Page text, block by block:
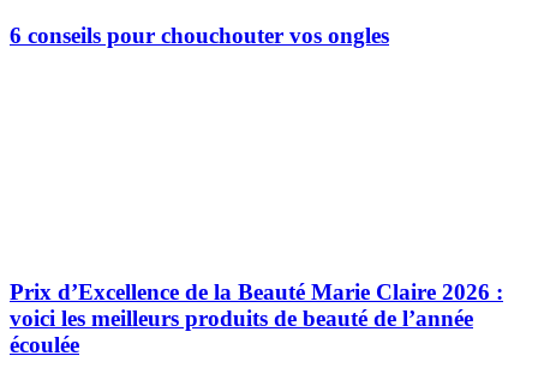
6 conseils pour chouchouter vos ongles
Prix d’Excellence de la Beauté Marie Claire 2026 :
voici les meilleurs produits de beauté de l’année
écoulée